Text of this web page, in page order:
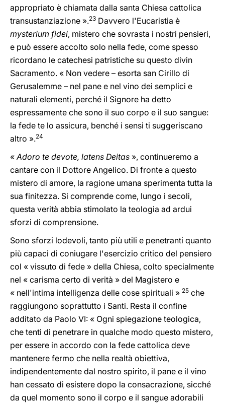
appropriato è chiamata dalla santa Chiesa cattolica
transustanziazione ».23 Davvero l'Eucaristia è
mysterium fidei, mistero che sovrasta i nostri pensieri,
e può essere accolto solo nella fede, come spesso
ricordano le catechesi patristiche su questo divin
Sacramento. « Non vedere – esorta san Cirillo di
Gerusalemme – nel pane e nel vino dei semplici e
naturali elementi, perché il Signore ha detto
espressamente che sono il suo corpo e il suo sangue:
la fede te lo assicura, benché i sensi ti suggeriscano
altro ».24
«Adoro te devote, latens Deitas », continueremo a
cantare con il Dottore Angelico. Di fronte a questo
mistero di amore, la ragione umana sperimenta tutta la
sua finitezza. Si comprende come, lungo i secoli,
questa verità abbia stimolato la teologia ad ardui
sforzi di comprensione.
Sono sforzi lodevoli, tanto più utili e penetranti quanto
più capaci di coniugare l'esercizio critico del pensiero
col « vissuto di fede » della Chiesa, colto specialmente
nel « carisma certo di verità » del Magistero e
« nell'intima intelligenza delle cose spirituali » 25 che
raggiungono soprattutto i Santi. Resta il confine
additato da Paolo VI: « Ogni spiegazione teologica,
che tenti di penetrare in qualche modo questo mistero,
per essere in accordo con la fede cattolica deve
mantenere fermo che nella realtà obiettiva,
indipendentemente dal nostro spirito, il pane e il vino
han cessato di esistere dopo la consacrazione, sicché
da quel momento sono il corpo e il sangue adorabili